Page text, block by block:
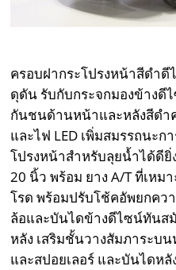
ครอบฝากระโปรงหน้าสีดำ
ดุดัน รับกับกระจกมองข้าง
กันชนด้านหน้าและหลังสีดำ
และไฟ LED เพิ่มสมรรถนะ
โปรงหน้าสำหรับลุยน้ำได้ดี
20 นิ้ว พร้อม ยาง A/T ที่เหม
โรด พร้อมปรับโช้คอัพยกค
ล้อและบันไดข้างดีไซน์ทัน
หลัง เสริมชั้นวางสัมภาระบ
และสปอยเลอร์ และบันไดห